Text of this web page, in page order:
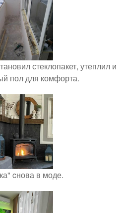
стеклопакет, утеплил и
пол для комфорта.
cнова в моде.